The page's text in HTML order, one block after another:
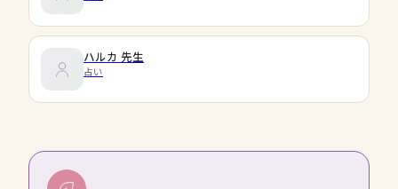
ハルカ 先生
占い